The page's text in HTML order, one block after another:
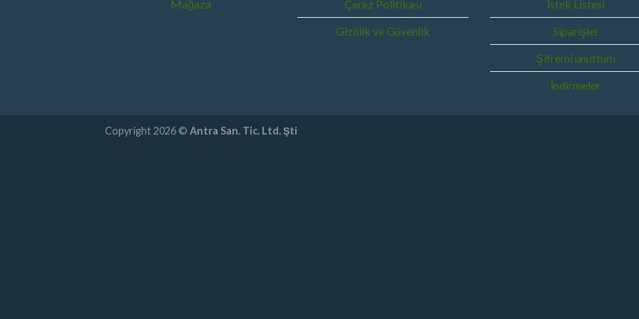
Mağaza
Çerez Politikası
Gizlilik ve Güvenlik
İstek Listesi
Siparişler
Şifremi unuttum
İndirmeler
Copyright 2026 © Antra San. Tic. Ltd. Şti